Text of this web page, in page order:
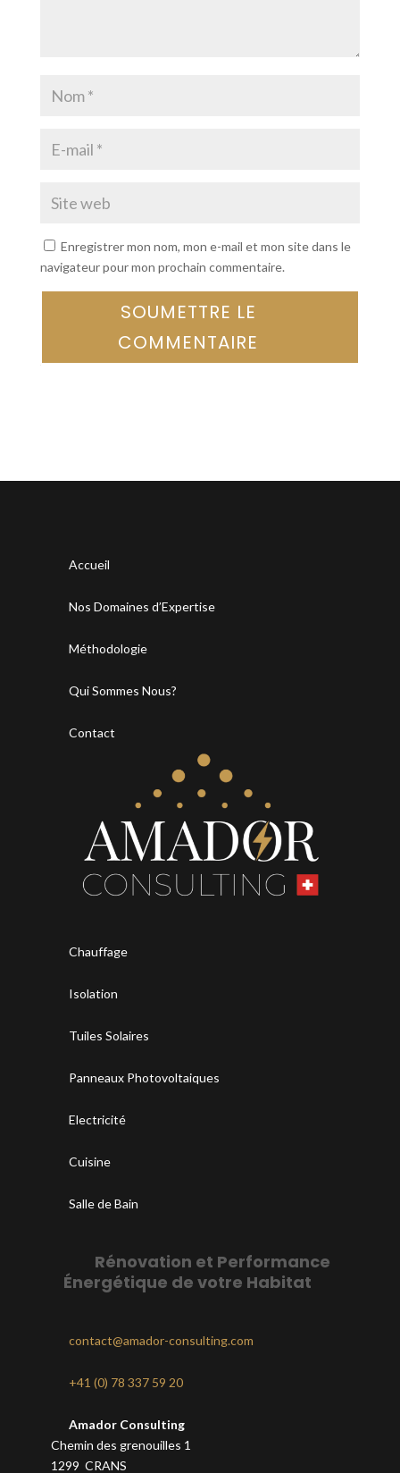
Enregistrer mon nom, mon e-mail et mon site dans le
navigateur pour mon prochain commentaire.
SOUMETTRE LE
COMMENTAIRE
Accueil
Nos Domaines d’Expertise
Méthodologie
Qui Sommes Nous?
Contact
Chauffage
Isolation
Tuiles Solaires
Panneaux Photovoltaiques
Electricité
Cuisine
Salle de Bain
Rénovation et Performance
Énergétique de votre Habitat
contact@amador-consulting.com
+41 (0) 78 337 59 20
Amador Consulting
Chemin des grenouilles 1
1299 CRANS